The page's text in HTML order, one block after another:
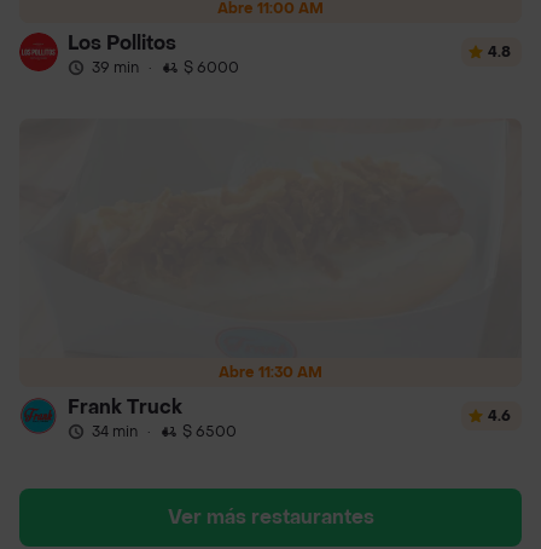
Abre 11:00 AM
Los Pollitos
39 min · $ 6000
4.8
Abre 11:30 AM
Frank Truck
34 min · $ 6500
4.6
Ver más restaurantes